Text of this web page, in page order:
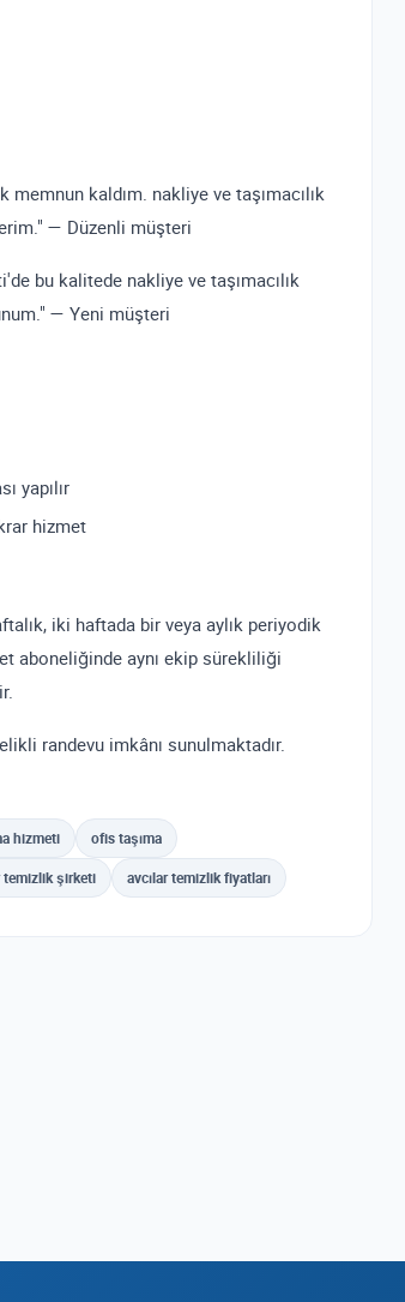
kaldım. nakliye ve taşımacılık
— Düzenli müşteri
bu kalitede nakliye ve taşımacılık
— Yeni müşteri
yapılır
hizmet
iki haftada bir veya aylık periyodik
aboneliğinde aynı ekip sürekliliği
randevu imkânı sunulmaktadır.
hizmeti ofis taşıma
temizlik şirketi avcılar temizlik fiyatları